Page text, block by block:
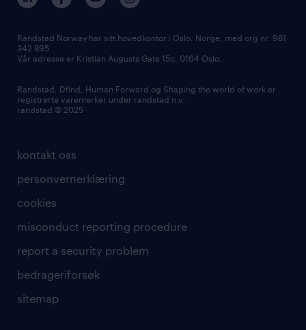
kontakt oss
personvernerklæring
cookies
misconduct reporting procedure
report a security problem
bedrageriforsøk
sitemap
Randstad Norway har sitt hovedkontor i Oslo, Norge, med org nr. 981
342 895
Vår adresse er Kristian Augusts Gate 15c, 0164 Oslo.
Randstad, Dfind, Human Forward og Shaping the world of work er
registrerte varemerker under randstad n.v.
randstad © 2025